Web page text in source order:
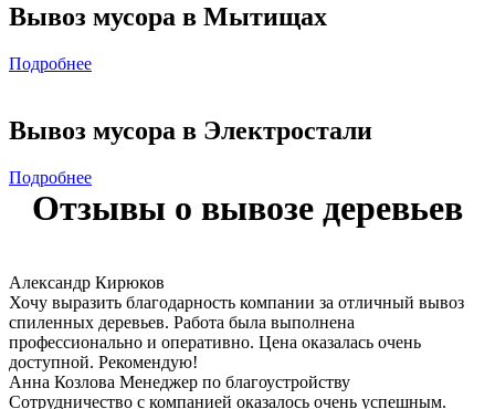
Вывоз мусора в Мытищах
Подробнее
Вывоз мусора в Электростали
Подробнее
Отзывы о вывозе деревьев
Александр Кирюков
Хочу выразить благодарность компании за отличный вывоз
спиленных деревьев. Работа была выполнена
профессионально и оперативно. Цена оказалась очень
доступной. Рекомендую!
Анна Козлова Менеджер по благоустройству
Сотрудничество с компанией оказалось очень успешным.